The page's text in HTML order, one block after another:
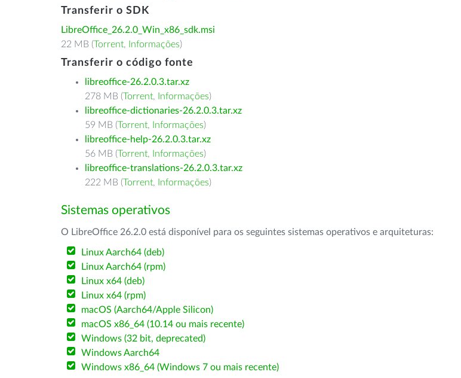
Transferir o SDK
LibreOffice_26.2.0_Win_x86_sdk.msi
22 MB (Torrent, Informações)
Transferir o código fonte
libreoffice-26.2.0.3.tar.xz
278 MB (Torrent, Informações)
libreoffice-dictionaries-26.2.0.3.tar.xz
59 MB (Torrent, Informações)
libreoffice-help-26.2.0.3.tar.xz
56 MB (Torrent, Informações)
libreoffice-translations-26.2.0.3.tar.xz
222 MB (Torrent, Informações)
Sistemas operativos
O LibreOffice 26.2.0 está disponível para os seguintes sistemas operativos e arquiteturas:
Linux Aarch64 (deb)
Linux Aarch64 (rpm)
Linux x64 (deb)
Linux x64 (rpm)
macOS (Aarch64/Apple Silicon)
macOS x86_64 (10.14 ou mais recente)
Windows (32 bit, deprecated)
Windows Aarch64
Windows x86_64 (Windows 7 ou mais recente)